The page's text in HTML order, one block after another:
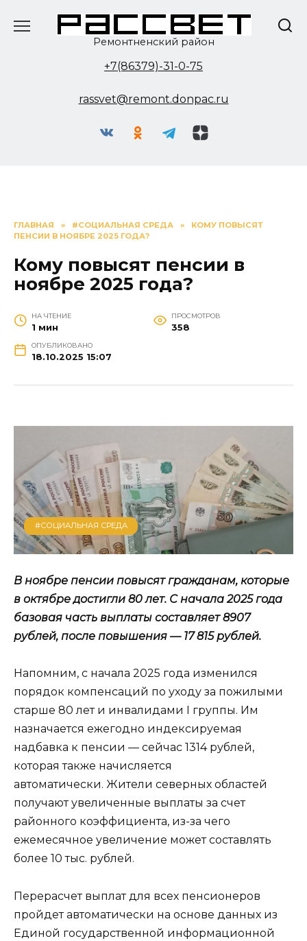
Ремонтненский район
+7(86379)-31-0-75
rassvet@remont.donpac.ru
ГЛАВНАЯ » #СОЦИАЛЬНАЯ СРЕДА »
КОМУ ПОВЫСЯТ
ПЕНСИИ В НОЯБРЕ 2025 ГОДА?
Кому повысят пенсии в
ноябре 2025 года?
НА ЧТЕНИЕ
1 мин
ПРОСМОТРОВ
358
ОПУБЛИКОВАНО
18.10.2025 15:07
#СОЦИАЛЬНАЯ СРЕДА
В ноябре пенсии повысят гражданам, которые
в октябре достигли 80 лет. С начала 2025 года
базовая часть выплаты составляет 8907
рублей, после повышения — 17 815 рублей.
Напомним, с начала 2025 года изменился
порядок компенсаций по уходу за пожилыми
старше 80 лет и инвалидами I группы. Им
назначается ежегодно индексируемая
надбавка к пенсии — сейчас 1314 рублей,
которая также начисляется
автоматически. Жители северных областей
получают увеличенные выплаты за счет
районного коэффициента, из-за чего
ежемесячное увеличение может составлять
более 10 тыс. рублей.
Перерасчет выплат для всех пенсионеров
пройдет автоматически на основе данных из
Единой государственной информационной